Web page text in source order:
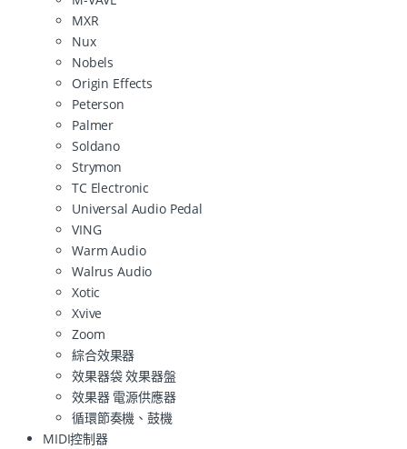
MXR
Nux
Nobels
Origin Effects
Peterson
Palmer
Soldano
Strymon
TC Electronic
Universal Audio Pedal
VING
Warm Audio
Walrus Audio
Xotic
Xvive
Zoom
綜合效果器
效果器袋 效果器盤
效果器 電源供應器
循環節奏機、鼓機
MIDI控制器